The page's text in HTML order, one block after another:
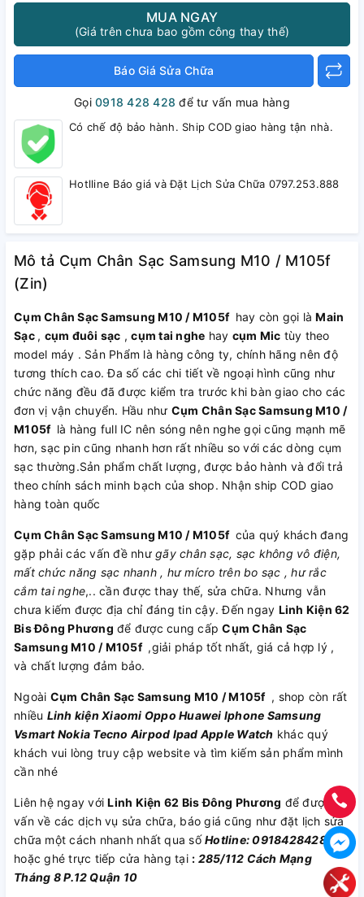
MUA NGAY
(Giá trên chưa bao gồm công thay thế)
Báo Giá Sửa Chữa
Gọi0918 428 428 để tư vấn mua hàng
Có chế độ bảo hành. Ship COD giao hàng tận nhà.
Hotlline Báo giá và Đặt Lịch Sửa Chữa 0797.253.888
Mô tả Cụm Chân Sạc Samsung M10 / M105f
(Zin)
Cụm Chân Sạc Samsung M10 / M105f hay còn gọi làMain
Sạc , cụm đuôi sạc ,cụm tai nghe hay cụm Mic tùy theo
model máy . Sản Phẩm là hàng công ty, chính hãng nên độ
tương thích cao. Đa số các chi tiết về ngoại hình cũng như
chức năng đều đã được kiểm tra trước khi bàn giao cho các
đơn vị vận chuyển. Hầu như Cụm Chân Sạc Samsung M10 /
M105f là hàng full IC nên sóng nên nghe gọi cũng mạnh mẽ
hơn, sạc pin cũng nhanh hơn rất nhiều so với các dòng cụm
sạc thường.Sản phẩm chất lượng, được bảo hành và đổi trả
theo chính sách minh bạch của shop. Nhận ship COD giao
hàng toàn quốc
Cụm Chân Sạc Samsung M10 / M105f của quý khách đang
gặp phải các vấn đề như gãy chân sạc, sạc không vô điện,
mất chức năng sạc nhanh , hư mícro trên bo sạc , hư rắc
cắm tai nghe,.. cần được thay thế, sửa chữa. Nhưng vẫn
chưa kiếm được địa chỉ đáng tin cậy. Đến ngay Linh Kiện 62
Bis Đông Phương để được cung cấpCụm Chân Sạc
Samsung M10 / M105f ,giải pháp tốt nhất, giá cả hợp lý ,
và chất lượng đảm bảo.
Ngoài Cụm Chân Sạc Samsung M10 / M105f , shop còn rất
nhiều Linh kiện Xiaomi Oppo Huawei Iphone Samsung
Vsmart Nokia Tecno Airpod Ipad Apple Watch khác quý
khách vui lòng truy cập website và tìm kiếm sản phẩm mình
cần nhé
Liên hệ ngay vớiLinh Kiện 62 Bis Đông Phương để được tư
vấn về các dịch vụ sửa chữa, báo giá cũng như đặt lịch sửa
chữa một cách nhanh nhất qua sốHotline: 0918428428
hoặc ghé trực tiếp cửa hàng tại : 285/112 Cách Mạng
Tháng 8 P.12 Quận 10